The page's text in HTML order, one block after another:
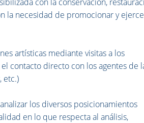
la necesidad de promocionar y
artísticas mediante visitas a los
contacto directo con los agentes de
etc.)
los diversos posicionamientos
en lo que respecta al análisis,